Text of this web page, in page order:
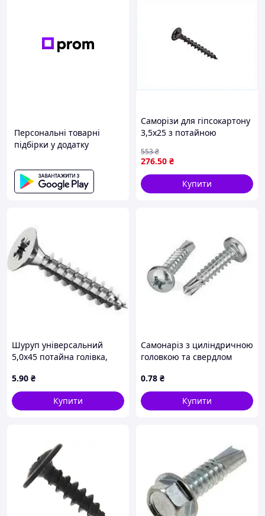
Персональні товарні
підбірки у додатку
Саморізи для гіпсокартону
3,5х25 з потайною
кріплення в метал 1000
шт.
276.50 ₴
553₴
Купити
Шуруп універсальний
5,0х45 потайна голівка,
нержавіюча сталь
5.90 ₴
Купити
Самонаріз з циліндричною
головкою та свердлом
оцинкований
0.78 ₴
Купити